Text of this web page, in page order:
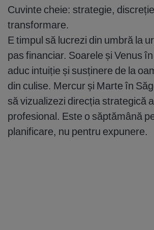
Cuvinte cheie: strategie,
transformare.
E timpul să lucrezi din umbră la
pas financiar. Soarele și Venus
aduc intuiție și susținere de la
din culise. Mercur și Marte în
să vizualizezi direcția strategică
profesional. Este o săptămână
planificare, nu pentru expunere.